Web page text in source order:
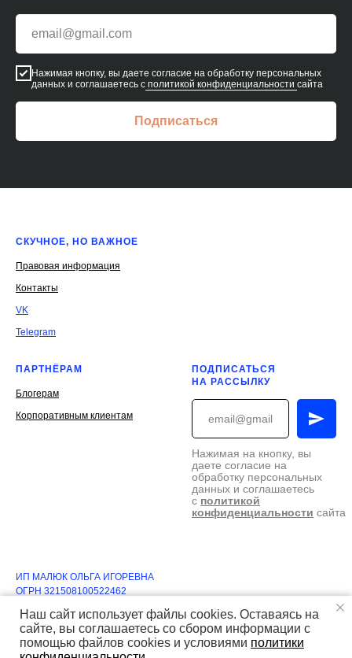
Нажимая кнопку, вы даете согласие на обработку персональных
данных и соглашаетесь с политикой конфиденциальности сайта
Подписаться
СКУЧНОЕ, НО ВАЖНОЕ
Правовая информация
Контакты
VK
Telegram
ПАРТНЁРАМ
Блогерам
Корпоративным клиентам
ПОДПИСАТЬСЯ
НА РАССЫЛКУ
Нажимая на кнопку, вы
даете согласие на
обработку персональных
данных и соглашаетесь
c политикой
конфиденциальности сайта
ИП МАЛЮК ОЛЬГА ИГОРЕВНА
ОГРН 321508100522462
© 2018-2025 ИП Малюк О.И.
Все права защищены.
Наш сайт использует файлы cookies. Оставаясь на
сайте, вы соглашаетесь со сбором информации с
помощью файлов cookies и условиями политики